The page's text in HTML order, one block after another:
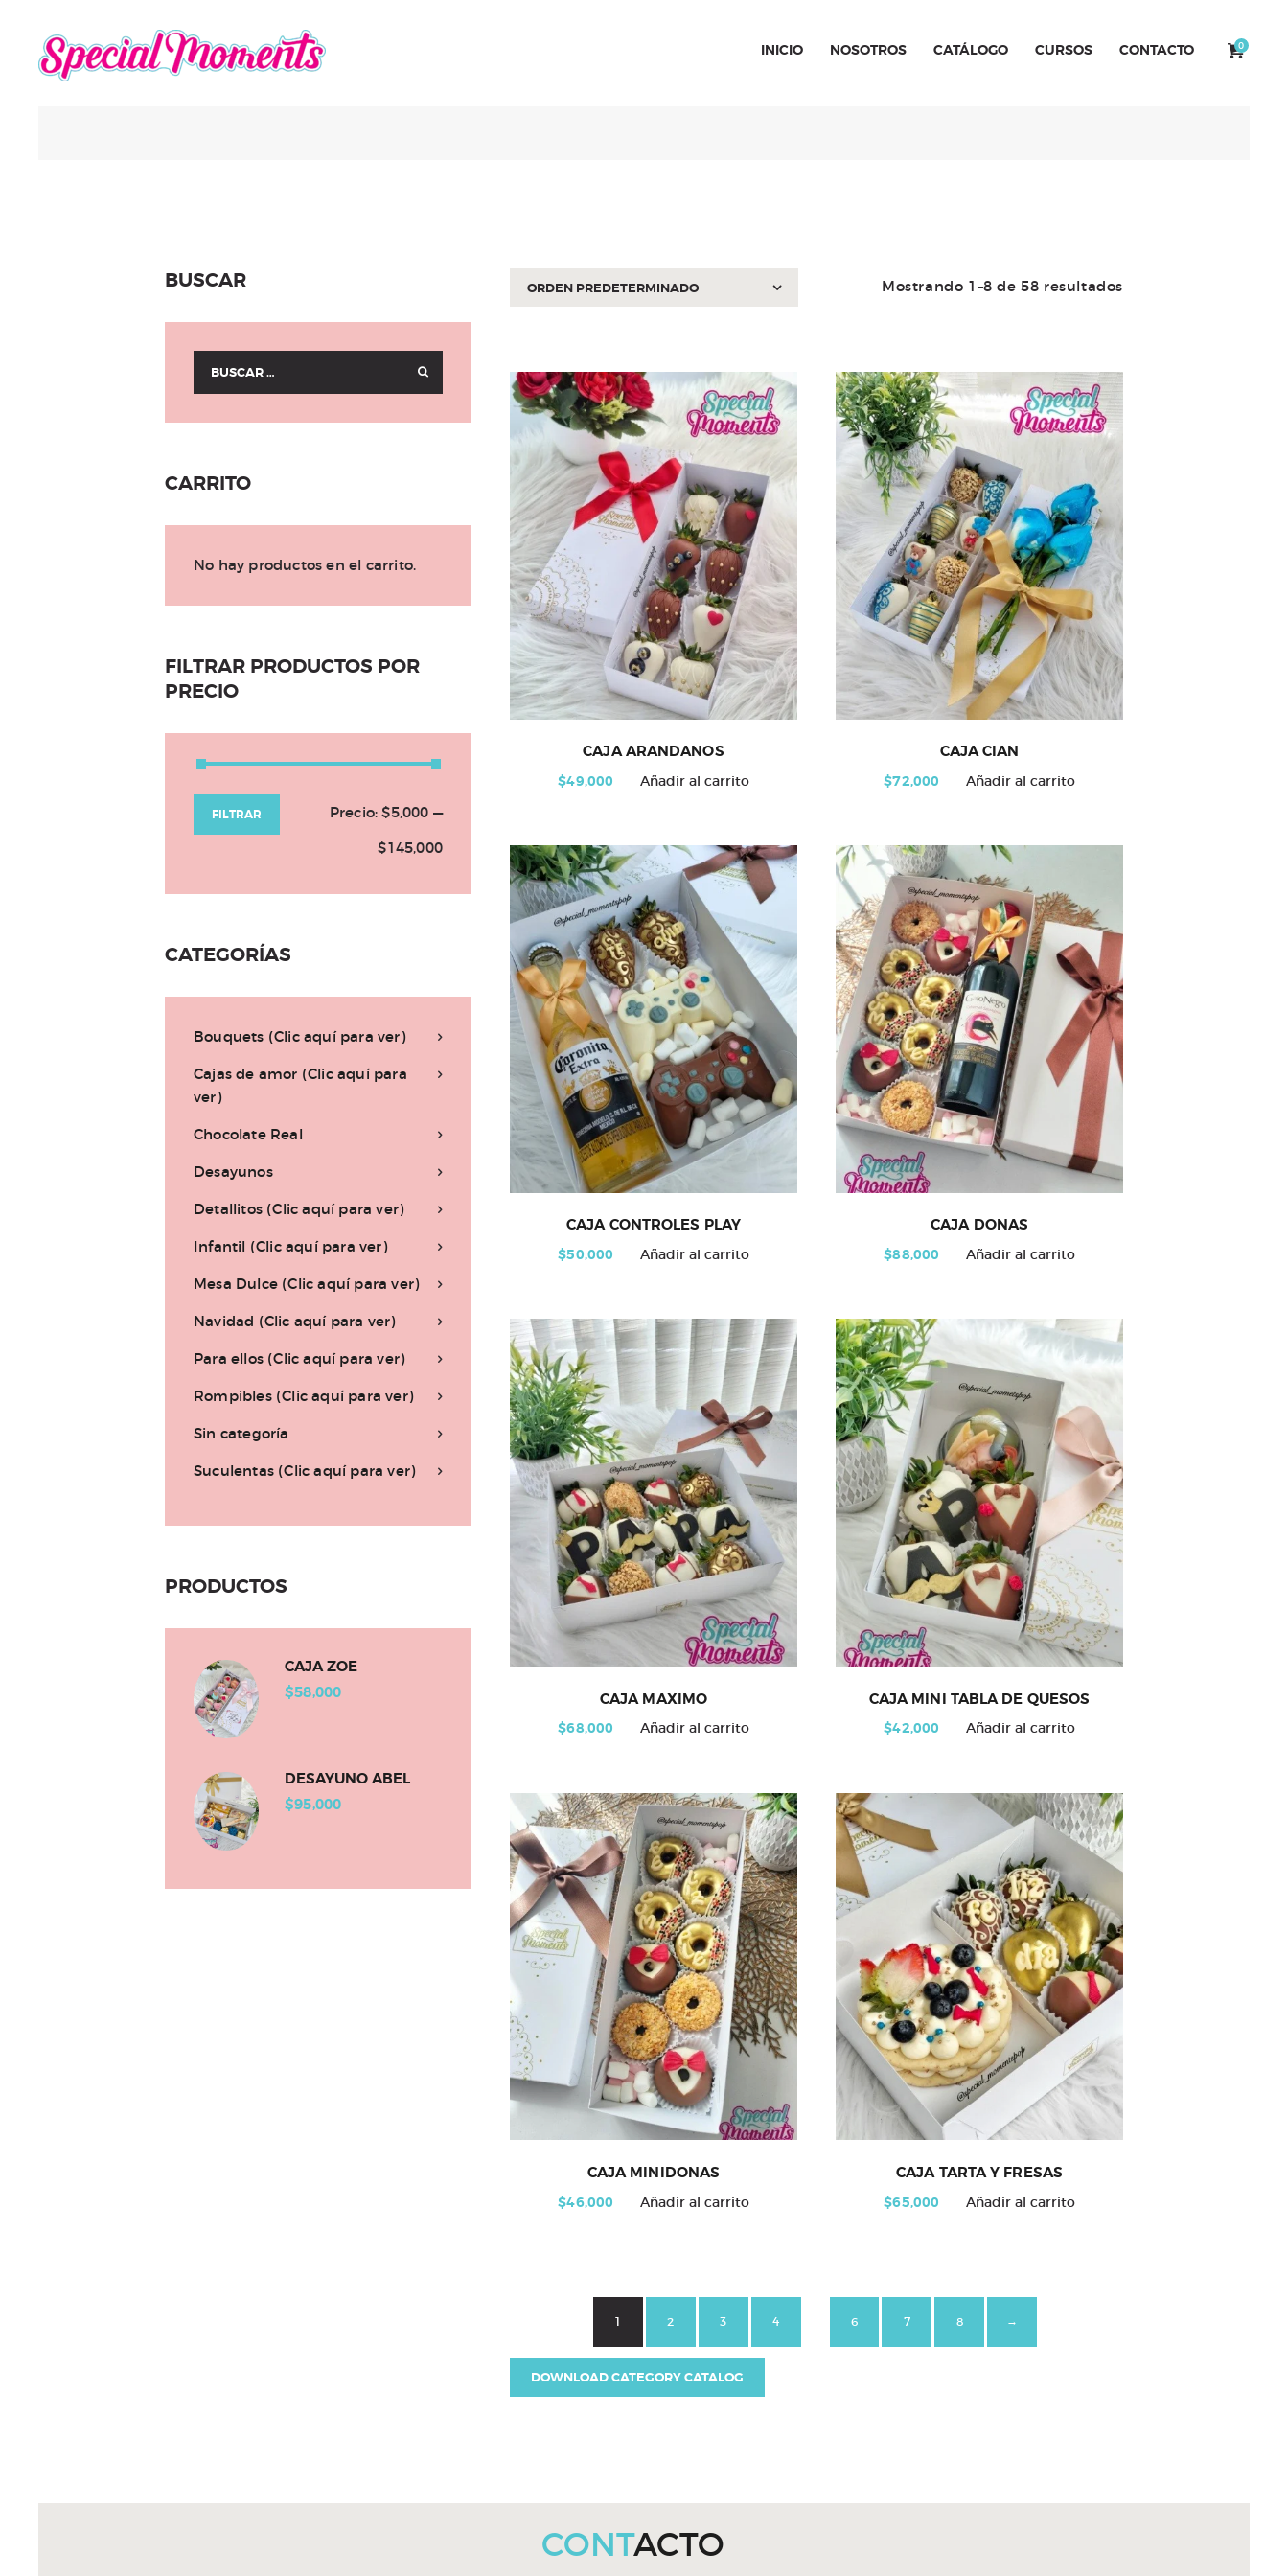
INICIO NOSOTROS CATÁLOGO CURSOS CONTACTO 0
CATÁLOGO
CURSOS
CONTACTO
Mostrando 1–8 de 58 resultados
CAJA ARANDANOS
$49,000 Añadir al carrito
CAJA CIAN
$72,000 Añadir al carrito
CAJA CONTROLES PLAY
$50,000 Añadir al carrito
CAJA DONAS
$88,000 Añadir al carrito
CAJA MAXIMO
$68,000 Añadir al carrito
CAJA MINI TABLA DE QUESOS
$42,000 Añadir al carrito
CAJA MINIDONAS
$46,000 Añadir al carrito
CAJA TARTA Y FRESAS
$65,000 Añadir al carrito
1 2 3 4
…
6
7 8 →
DOWNLOAD CATEGORY CATALOG
BUSCAR
CARRITO
No hay productos en el carrito.
FILTRAR PRODUCTOS POR
PRECIO
Precio
Precio
FILTRAR Precio:$5,000 —
$145,000
CATEGORÍAS
Bouquets (Clic aquí para ver)
Cajas de amor (Clic aquí para
ver)
Chocolate Real
Desayunos
Detallitos (Clic aquí para ver)
Infantil (Clic aquí para ver)
Mesa Dulce (Clic aquí para ver)
Navidad (Clic aquí para ver)
Para ellos (Clic aquí para ver)
Rompibles (Clic aquí para ver)
Sin categoría
Suculentas (Clic aquí para ver)
PRODUCTOS
CAJA ZOE
$58,000
DESAYUNO ABEL
$95,000
CONTACTO